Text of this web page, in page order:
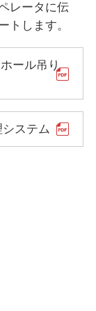
レータに伝
トします。
ール吊り
ステム